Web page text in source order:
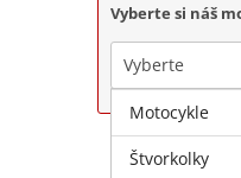
Vyberte si náš
Vyberte
Motocykle
Štvorkolky